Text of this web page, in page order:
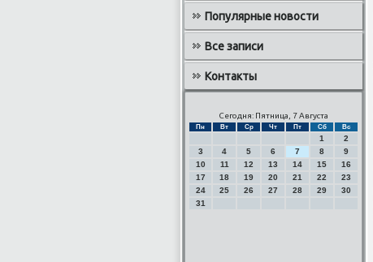
Популярные новости
Все записи
Контакты
Сегодня: Пятница, 7 Августа
Пн Вт Ср Чт Пт Сб Вс
1
2
3
4 5 6 7 8
9
10
11 12 13 14 15
16
17
18 19 20 21 22
23
24
25 26 27 28 29
30
31